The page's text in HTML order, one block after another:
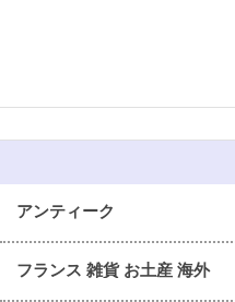
アンティーク
フランス 雑貨 お土産 海外